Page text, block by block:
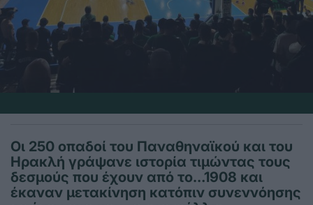
Οι 250 οπαδοί του Παναθηναϊκού και του
Ηρακλή γράψανε ιστορία τιμώντας τους
δεσμούς που έχουν από το…1908 και
έκαναν μετακίνηση κατόπιν συνεννόησης